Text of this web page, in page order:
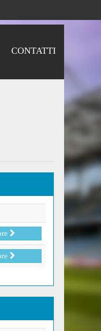
CONTATTI